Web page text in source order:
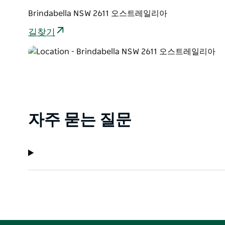
Brindabella NSW 2611 오스트레일리아
길찾기
자주 묻는 질문